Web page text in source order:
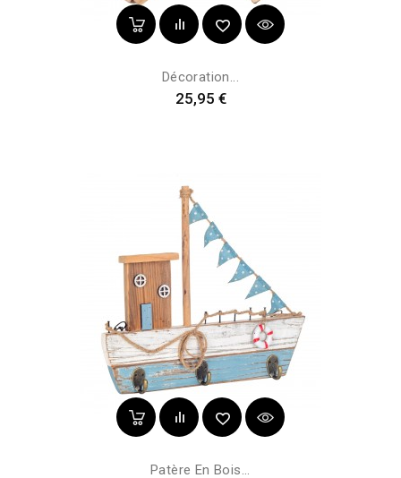
Décoration...
Prix
25,95 €
Patère En Bois...